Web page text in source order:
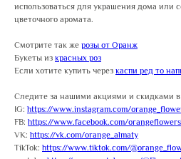
использоваться для украшения дома или
цветочного аромата.
Смотрите так же розы от Оранж
Букеты из красных роз
Если хотите купить через каспи ред то
Следите за нашими акциями и скидками в
IG: https://www.instagram.com/
FB: https://www.facebook.com/
VK: https://vk.com/orange_almaty
TikTok: https://www.tiktok.com/